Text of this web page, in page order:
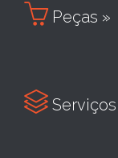
 Peças »
